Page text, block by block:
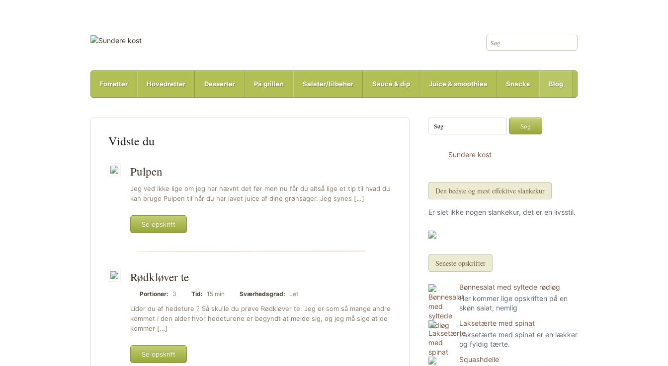
Forretter Hovedretter Desserter På grillen Salater/tilbehør Sauce & dip Juice & smoothies Snacks Blog
Vidste du
Pulpen
Jeg ved ikke lige om jeg har nævnt det før men nu får du altså lige et tip til hvad du
kan bruge Pulpen til når du har lavet juice af dine grønsager. Jeg synes […]
Se opskrift
Rødkløver te
Portioner: 3 Tid: 15 min Sværhedsgrad: Let
Lider du af hedeture ? Så skulle du prøve Rødkløver te. Jeg er som så mange andre
kommet i den alder hvor hedeturene er begyndt at melde sig, og jeg må sige at de
kommer […]
Se opskrift
Sundere kost
Den bedste og mest effektive slankekur
Er slet ikke nogen slankekur, det er en livsstil.
Seneste opskrifter
Bønnesalat med syltede rødløg
Her kommer lige opskriften på en
skøn salat, nemlig
Laksetærte med spinat
Laksetærte med spinat er en lækker
og fyldig tærte.
Squashdelle